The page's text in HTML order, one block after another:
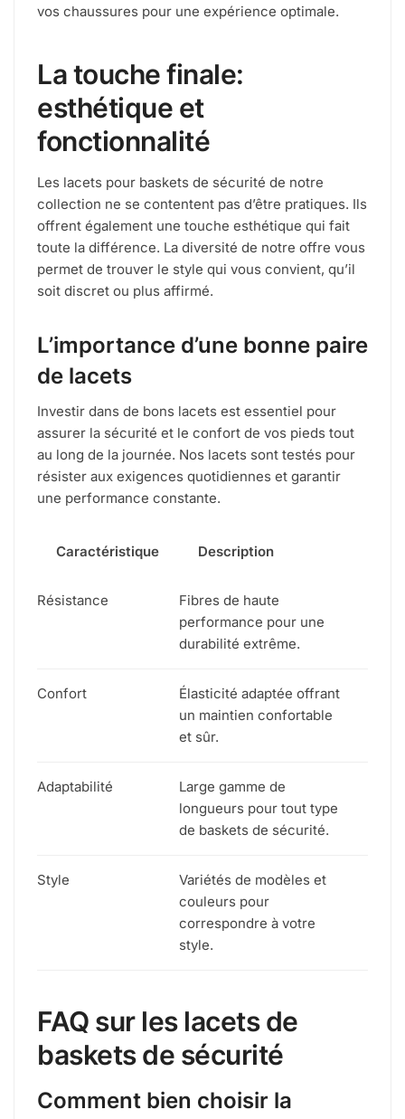
vos chaussures pour une expérience optimale.
La touche finale:
esthétique et
fonctionnalité
Les lacets pour baskets de sécurité de notre
collection ne se contentent pas d’être pratiques. Ils
offrent également une touche esthétique qui fait
toute la différence. La diversité de notre offre vous
permet de trouver le style qui vous convient, qu’il
soit discret ou plus affirmé.
L’importance d’une bonne paire
de lacets
Investir dans de bons lacets est essentiel pour
assurer la sécurité et le confort de vos pieds tout
au long de la journée. Nos lacets sont testés pour
résister aux exigences quotidiennes et garantir
une performance constante.
Caractéristique Description
Résistance
Fibres de haute
performance pour une
durabilité extrême.
Confort
Élasticité adaptée offrant
un maintien confortable
et sûr.
Adaptabilité
Large gamme de
longueurs pour tout type
de baskets de sécurité.
Style
Variétés de modèles et
couleurs pour
correspondre à votre
style.
FAQ sur les lacets de
baskets de sécurité
Comment bien choisir la